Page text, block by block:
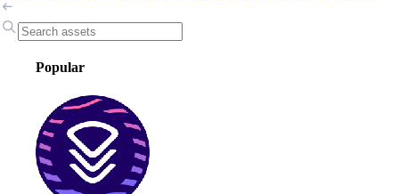
Popular